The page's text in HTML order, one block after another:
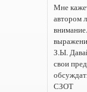
Мне
автором
З.Ы.
свои
СЗОТ